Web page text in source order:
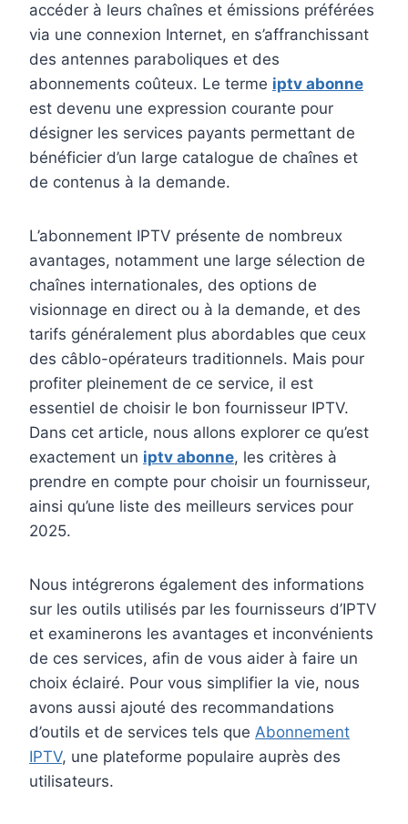
accéder à leurs chaînes et émissions préférées
via une connexion Internet, en s’affranchissant
des antennes paraboliques et des
abonnements coûteux. Le terme iptv abonne
est devenu une expression courante pour
désigner les services payants permettant de
bénéficier d’un large catalogue de chaînes et
de contenus à la demande.
L’abonnement IPTV présente de nombreux
avantages, notamment une large sélection de
chaînes internationales, des options de
visionnage en direct ou à la demande, et des
tarifs généralement plus abordables que ceux
des câblo-opérateurs traditionnels. Mais pour
profiter pleinement de ce service, il est
essentiel de choisir le bon fournisseur IPTV.
Dans cet article, nous allons explorer ce qu’est
exactement un iptv abonne, les critères à
prendre en compte pour choisir un fournisseur,
ainsi qu’une liste des meilleurs services pour
2025.
Nous intégrerons également des informations
sur les outils utilisés par les fournisseurs d’IPTV
et examinerons les avantages et inconvénients
de ces services, afin de vous aider à faire un
choix éclairé. Pour vous simplifier la vie, nous
avons aussi ajouté des recommandations
d’outils et de services tels que Abonnement
IPTV, une plateforme populaire auprès des
utilisateurs.